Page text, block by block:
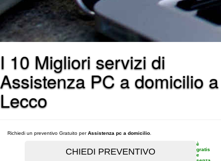
I 10 Migliori servizi di
Assistenza PC a domicilio a
Lecco
Richiedi un preventivo Gratuito perAssistenza pc a domicilio
è
gratis
e